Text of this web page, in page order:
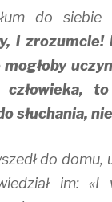
do
i
to
słuchania,
do
im: